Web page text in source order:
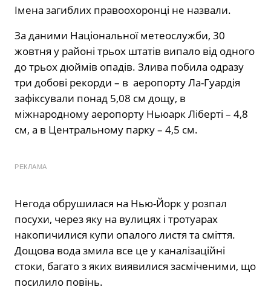
Імена загиблих правоохоронці не назвали.
За даними Національної метеослужби, 30
жовтня у районі трьох штатів випало від одного
до трьох дюймів опадів. Злива побила одразу
три добові рекорди – в аеропорту Ла-Гуардія
зафіксували понад 5,08 см дощу, в
міжнародному аеропорту Ньюарк Ліберті – 4,8
см, а в Центральному парку – 4,5 см.
РЕКЛАМА
Негода обрушилася на Нью-Йорк у розпал
посухи, через яку на вулицях і тротуарах
накопичилися купи опалого листя та сміття.
Дощова вода змила все це у каналізаційні
стоки, багато з яких виявилися засміченими, що
посилило повінь.